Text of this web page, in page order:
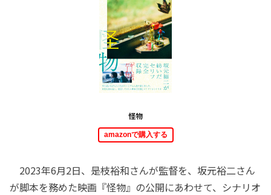
怪物
amazonで購入する
2023年6月2日、是枝裕和さんが監督を、坂元裕二さん
が脚本を務めた映画『怪物』の公開にあわせて、シナリオ